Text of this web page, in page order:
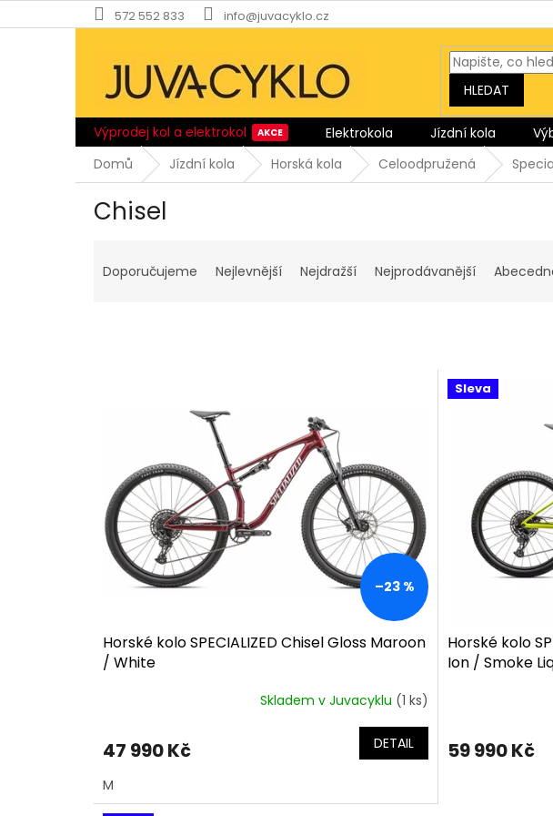
na
572 552 833 info@juvacyklo.cz
HLEDAT
Výprodej kol a elektrokol Elektrokola Jízdní kola
Domů
Jízdní kola Horská kola Celoodpružená
Chisel
aDoporučujeme Nejlevnější Nejdražší Nejprodávanější
d
–23 %
Horské kolo SPECIALIZED Chisel Gloss Maroon
/ White
Skladem v Juvacyklu (1 ks)
47 990 Kč DETAIL
M
Sleva
Horské kolo
Ion / Smoke
59 990 Kč